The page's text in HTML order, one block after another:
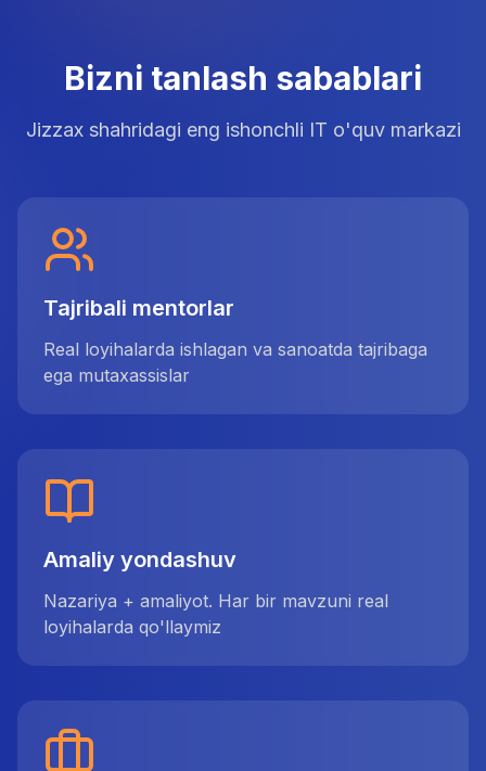
Bizni tanlash sabablari
Jizzax shahridagi eng ishonchli IT o'quv markazi
Tajribali mentorlar
Real loyihalarda ishlagan va sanoatda tajribaga
ega mutaxassislar
Amaliy yondashuv
Nazariya + amaliyot. Har bir mavzuni real
loyihalarda qo'llaymiz